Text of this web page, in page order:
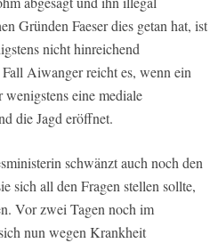
Gründen Faeser dies getan hat, ist
nicht hinreichend
Aiwanger reicht es, wenn ein
wenigstens eine mediale
die Jagd eröffnet.
schwänzt auch noch den
sich all den Fragen stellen sollte,
Vor zwei Tagen noch im
nun wegen Krankheit